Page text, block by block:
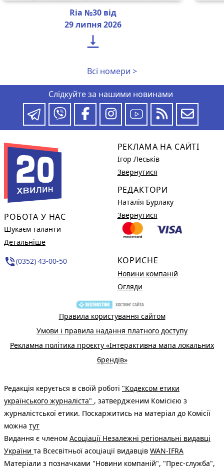
Ria №30 від
29 липня 2026

Всі номери >
Слідкуйте за нашими новинами
РОБОТА У НАС
Шукаєм таланти
Детальніше
phone_in_talk(0352) 43-00-50
РЕКЛАМА НА САЙТІ
Ігор Леськів
Звернутися
РЕДАКТОРИ
Наталія Бурлаку
Звернутися
КОРИСНЕ
Новини компаній
Огляди
Правила користування сайтом
Умови і правила надання платного доступу
Рекламна політика проєкту «Інтерактивна мапа локальних
брендів»
Редакція керується в своїй роботі "Кодексом етики
українського журналіста" , затвердженим Комісією з
журналістської етики. Поскаржитись на матеріал до Комісії
можна тут
Видання є членом Асоціації Незалежні регіональні видавці
України та Всесвітньої асоціації видавців WAN-IFRA
Матеріали з позначками "Новини компаній", "Прес-служба",